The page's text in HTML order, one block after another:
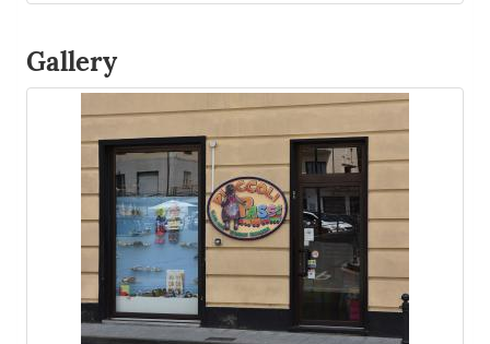
Gallery